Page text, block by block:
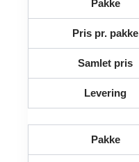
Pakke
Pris pr. pakke
Samlet pris
Levering
Pakke